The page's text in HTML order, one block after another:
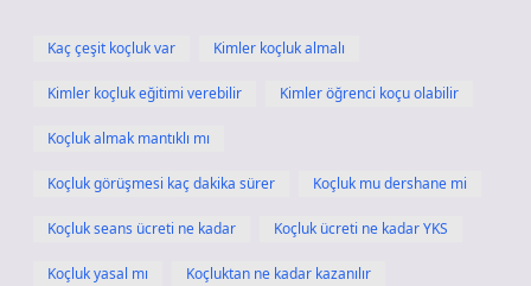
Kaç çeşit koçluk var Kimler koçluk almalı
Kimler koçluk eğitimi verebilir Kimler öğrenci koçu olabilir
Koçluk almak mantıklı mı
Koçluk görüşmesi kaç dakika sürer Koçluk mu dershane mi
Koçluk seans ücreti ne kadar Koçluk ücreti ne kadar YKS
Koçluk yasal mı Koçluktan ne kadar kazanılır